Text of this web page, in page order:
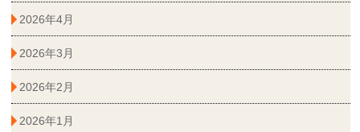
2026年4月
2026年3月
2026年2月
2026年1月